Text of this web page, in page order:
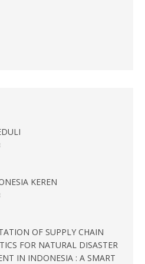
KEREN
OF SUPPLY CHAIN
FOR NATURAL DISASTER
IN INDONESIA : A SMART